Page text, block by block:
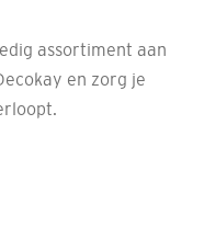
assortiment aan
en zorg je